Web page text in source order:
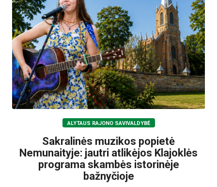
ALYTAUS RAJONO SAVIVALDYBĖ
Sakralinės muzikos popietė
Nemunaityje: jautri atlikėjos Klajoklės
programa skambės istorinėje
bažnyčioje